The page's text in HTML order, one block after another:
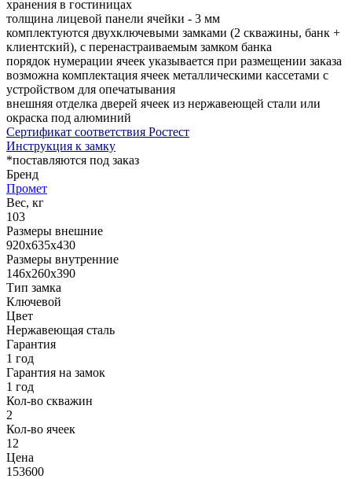
хранения в гостиницах
толщина лицевой панели ячейки - 3 мм
комплектуются двухключевыми замками (2 скважины, банк +
клиентский), с перенастраиваемым замком банка
порядок нумерации ячеек указывается при размещении заказа
возможна комплектация ячеек металлическими кассетами с
устройством для опечатывания
внешняя отделка дверей ячеек из нержавеющей стали или
окраска под алюминий
Сертификат соответствия Ростест
Инструкция к замку
*поставляются под заказ
Бренд
Промет
Вес, кг
103
Размеры внешние
920x635x430
Размеры внутренние
146x260x390
Тип замка
Ключевой
Цвет
Нержавеющая сталь
Гарантия
1 год
Гарантия на замок
1 год
Кол-во скважин
2
Кол-во ячеек
12
Цена
153600